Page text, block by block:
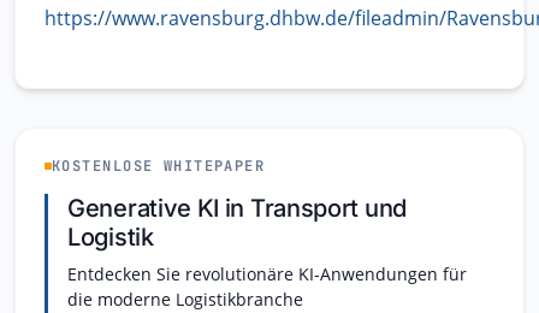
https://www.ravensburg.dhbw.de/fileadmin/
KOSTENLOSE WHITEPAPER
Generative KI in Transport und
Logistik
Entdecken Sie revolutionäre KI-Anwendungen für
die moderne Logistikbranche